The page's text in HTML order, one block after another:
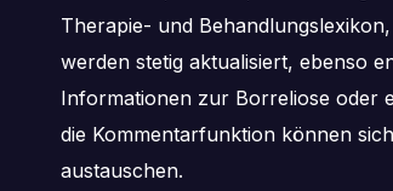
Therapie- und
werden stetig aktualisiert, ebenso
Informationen zur Borreliose oder
die Kommentarfunktion können
austauschen.